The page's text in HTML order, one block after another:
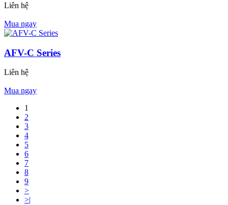
Liên hệ
Mua ngay
AFV-C Series
Liên hệ
Mua ngay
1
2
3
4
5
6
7
8
9
>
>|